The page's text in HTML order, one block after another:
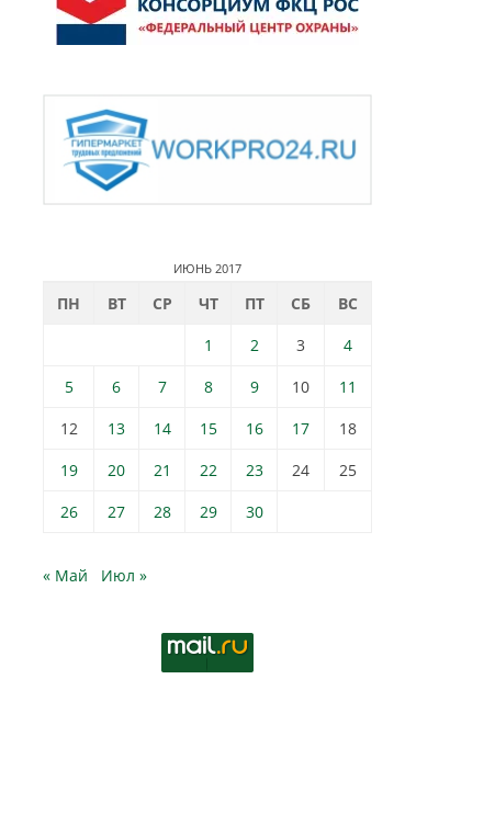
ИЮНЬ 2017
ПН ВТ СР ЧТ ПТ СБ
ВС
1
2 3
4
5
6 7 8 9 10
11
12
13 14 15 16 17
18
19
20 21 22 23 24
25
26
27 28 29 30
« Май Июл »